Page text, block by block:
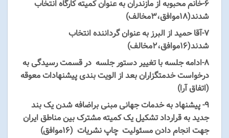
۶-خانم محبوبه از مازندران به عنوان کمیته کارگاه انتخاب
شدند(18موافق،3مخالف)
۷-آقا حمید از البرز به عنوان گرداننده انتخاب
شدند(16موافق،2مخالف)
۸-ادامه جلسه با تغییر دستور جلسه در قسمت رسیدگی به
درخواست خدمتگزاران بعد از الویت بندی پیشنهادات معوقه
(اتفاق آرا)
۹- پیشنهاد به خدمات جهانی مبنی براضافه شدن یک بند
جدید به قرارداد تشکیل یک کمیته مشترک بین مناطق ایران
جهت انجام دادن مسئولیت چاپ نشریات (16موافق)